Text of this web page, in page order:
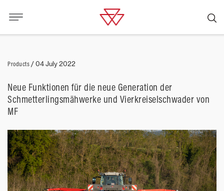
Products /04 July 2022
Neue Funktionen für die neue Generation der
Schmetterlingsmähwerke und Vierkreiselschwader von
MF